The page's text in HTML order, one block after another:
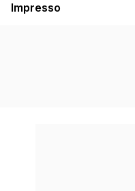
Impresso